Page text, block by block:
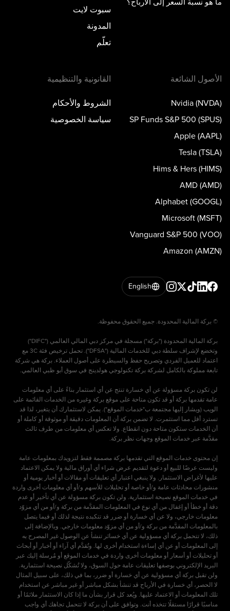
سبوت لايت
المدونة
تعلّم
الأصول الشائعة
Nvidia (NVDA)
SP Funds S&P 500 (SPUS)
Apple (AAPL)
Tesla (TSLA)
Hims & Hers (HIMS)
AMD (AMD)
Alphabet (GOOGL)
Microsoft (MSFT)
Vanguard S&P 500 (VOO)
Amazon (AMZN)
القانونية والتنظيمية
الشروط والأحكام
سياسة الخصوصية
English
بركة المالية المحدودة ("بركة") مسجلة في مركز دبي المالي العالمي ("DIFC")
وتخضع لإشراف سلطة دبي للخدمات المالية ("DFSA"). تحمل ترخيص فئة 3C مع
اعتماد للعميل الفردي وتصريح حفظ والسيطرة على أصول العملاء. بركة هي شركة
لن تكون بركة مسؤولة عن أي خسارة تنتج عن أي استثمار بناءً على أي معلومات
عامة تقدمها بركة أو قد تكون متاحة على موقع بركة وغيره من الخدمات القائمة على
الويب (ويشار إليها مجتمعة ب"خدمات الموقع"). يمكن لاستثمارك أن يتغير، لذا قد
تسترد أقل مما استثمرت. لا تضمن بركة أن المعلومات دقيقة أو موثوقة أو كاملة أو
أن الخدمات ستكون متاحة دون انقطاع. ولا تعكس أي معلومات من طرف ثالث
إن محتوى خدمات الموقع التي تقدمها بركة مصممة فقط لتزويدك بمعلومات عامة
وليست عرضًا للبيع أو دعوة لتقديم عرض شراء أي أوراق مالية ولا يمكن الاعتماد
عليها لأغراض الاستثمار. ولا ينبغي اعتبار أي تعليقات أو مقالات أو أخبار يومية أو
منشورات محادثات عامة و/أو خاصة أو تحليلات للأسهم و/أو أي معلومات أخرى واردة
في خدمات الموقع نصيحة استثمارية. ولن تكون بركة مسؤولة عن أي تأخير أو عدم
دقة أو خطأ أو إغفال من أي نوع في المعلومات المقدَّمة من بركة و/أو من أي مزوّد
معلومات خارجي، ولا عن أي خسارة أو ضرر قد تتكبده نتيجة لذلك أو فيما يتصل
بالمعلومات المقدَّمة من بركة و/أو من أي مزوّد معلومات خارجي. وبالإضافة إلى
ذلك، لا تتحمل بركة أي مسؤولية عن أي خسائر تنشأ عن الوصول غير المصرح به
إلى المعلومات أو عن أي إساءة استخدام أخرى لها. وتُقدَّم أي آراء أو أخبار أو أبحاث
أو تحليلات أو أسعار أو معلومات أخرى واردة في خدمات الموقع أو مُرسلة إليك عبر
البريد الإلكتروني بوصفها تعليقات عامة حول السوق، ولا تُشكّل نصيحة استثمارية.
ولن تقبل بركة أي مسؤولية عن أي خسارة أو ضرر، بما في ذلك، على سبيل المثال
لا الحصر، أي خسارة في الأرباح قد تنشأ بشكل مباشر أو غير مباشر عن استخدام
تلك المعلومات أو الاعتماد عليها. ويُعد كل قرار بشأن ما إذا كان الاستثمار ملائمًا أو
مناسبًا قرارًا مستقلًا تتخذه أنت. وتوافق على أن بركة لا تتحمل تجاهك أي واجب